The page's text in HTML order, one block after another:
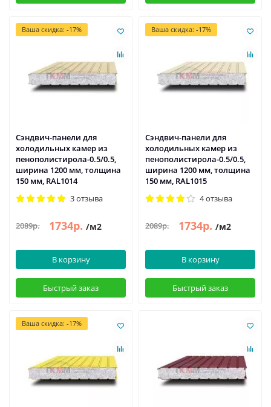
Ваша скидка: -17%
Сэндвич-панели для
холодильных камер из
пенополистирола-0.5/0.5,
ширина 1200 мм, толщина
150 мм, RAL1014
3 отзыва
2089р. 1734р. /м2
В корзину
Быстрый заказ
Ваша скидка: -17%
Сэндвич-панели для
холодильных камер из
пенополистирола-0.5/0.5,
ширина 1200 мм, толщина
150 мм, RAL1015
4 отзыва
2089р. 1734р. /м2
В корзину
Быстрый заказ
Ваша скидка: -17%